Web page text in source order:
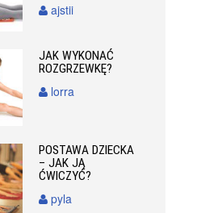
ajstii
JAK WYKONAĆ
ROZGRZEWKĘ?
lorra
POSTAWA DZIECKA
– JAK JĄ
ĆWICZYĆ?
pyla